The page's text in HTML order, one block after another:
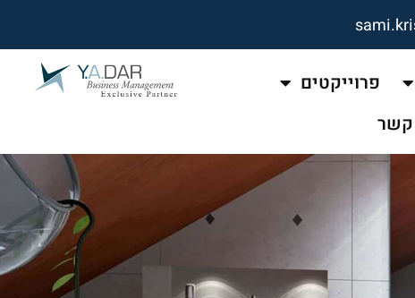
פרוייקטים
קשר